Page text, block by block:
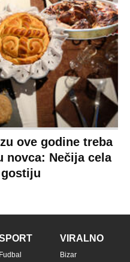
ove godine treba
novca: Nečija cela
gostiju
Fudbal
VIRALNO
Bizar